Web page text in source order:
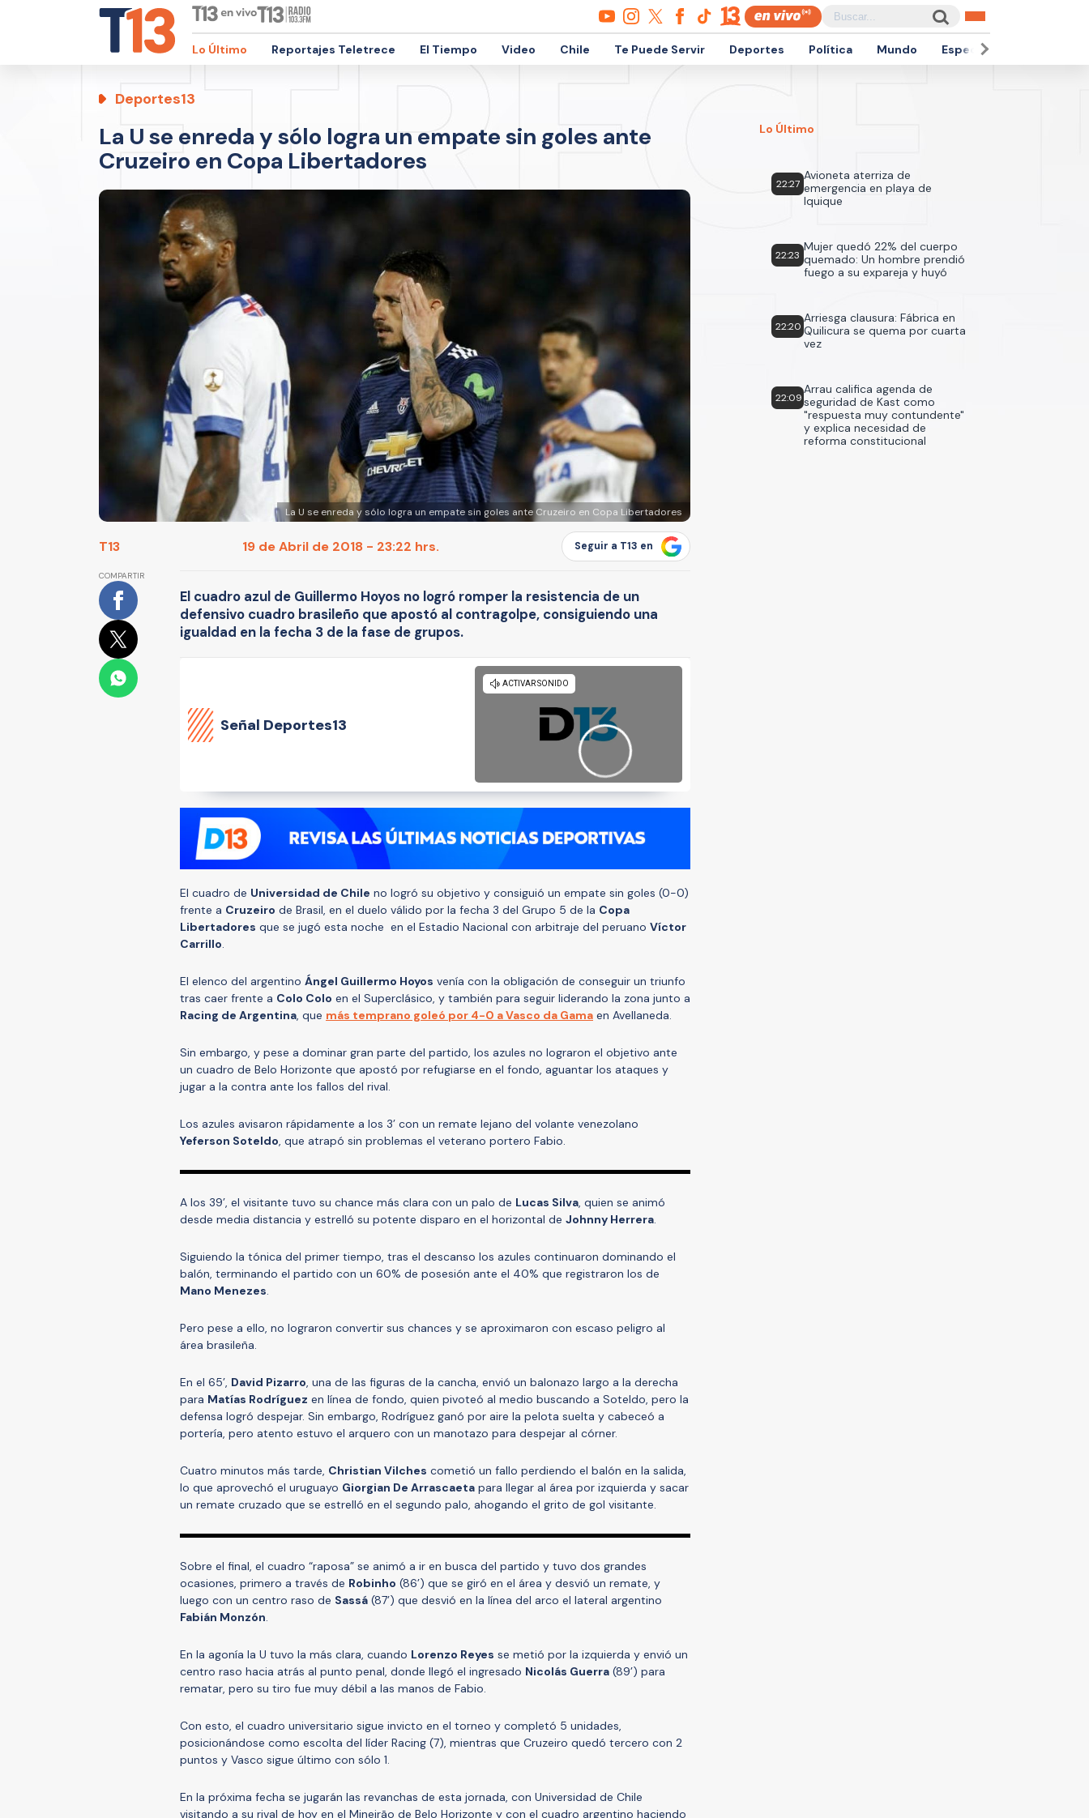
Lo Último Reportajes Teletrece El Tiempo Video Chile Te Puede Servir Deportes Política Mundo Espectáculos
Deportes13
La U se enreda y sólo logra un empate sin goles ante
Cruzeiro en Copa Libertadores
La U se enreda y sólo logra un empate sin goles ante Cruzeiro en Copa Libertadores
T13 19 de Abril de 2018 - 23:22 hrs. Seguir a T13 en
COMPARTIR
El cuadro azul de Guillermo Hoyos no logró romper la resistencia de un
defensivo cuadro brasileño que apostó al contragolpe, consiguiendo una
igualdad en la fecha 3 de la fase de grupos.
Señal Deportes13
El cuadro de Universidad de Chile no logró su objetivo y consiguió un empate sin goles (0-0)
frente a Cruzeiro de Brasil, en el duelo válido por la fecha 3 del Grupo 5 de la Copa
Libertadores que se jugó esta noche en el Estadio Nacional con arbitraje del peruano Víctor
Carrillo.
El elenco del argentino Ángel Guillermo Hoyos venía con la obligación de conseguir un triunfo
tras caer frente a Colo Colo en el Superclásico, y también para seguir liderando la zona junto a
Racing de Argentina, que más temprano goleó por 4-0 a Vasco da Gama en Avellaneda.
Sin embargo, y pese a dominar gran parte del partido, los azules no lograron el objetivo ante
un cuadro de Belo Horizonte que apostó por refugiarse en el fondo, aguantar los ataques y
jugar a la contra ante los fallos del rival.
Los azules avisaron rápidamente a los 3’ con un remate lejano del volante venezolano
Yeferson Soteldo, que atrapó sin problemas el veterano portero Fabio.
A los 39’, el visitante tuvo su chance más clara con un palo de Lucas Silva, quien se animó
desde media distancia y estrelló su potente disparo en el horizontal de Johnny Herrera.
Siguiendo la tónica del primer tiempo, tras el descanso los azules continuaron dominando el
balón, terminando el partido con un 60% de posesión ante el 40% que registraron los de
Mano Menezes.
Pero pese a ello, no lograron convertir sus chances y se aproximaron con escaso peligro al
área brasileña.
En el 65’, David Pizarro, una de las figuras de la cancha, envió un balonazo largo a la derecha
para Matías Rodríguez en línea de fondo, quien pivoteó al medio buscando a Soteldo, pero la
defensa logró despejar. Sin embargo, Rodríguez ganó por aire la pelota suelta y cabeceó a
portería, pero atento estuvo el arquero con un manotazo para despejar al córner.
Cuatro minutos más tarde, Christian Vilches cometió un fallo perdiendo el balón en la salida,
lo que aprovechó el uruguayo Giorgian De Arrascaeta para llegar al área por izquierda y sacar
un remate cruzado que se estrelló en el segundo palo, ahogando el grito de gol visitante.
Sobre el final, el cuadro “raposa” se animó a ir en busca del partido y tuvo dos grandes
ocasiones, primero a través de Robinho (86’) que se giró en el área y desvió un remate, y
luego con un centro raso de Sassá (87’) que desvió en la línea del arco el lateral argentino
Fabián Monzón.
En la agonía la U tuvo la más clara, cuando Lorenzo Reyes se metió por la izquierda y envió un
centro raso hacia atrás al punto penal, donde llegó el ingresado Nicolás Guerra (89’) para
rematar, pero su tiro fue muy débil a las manos de Fabio.
Con esto, el cuadro universitario sigue invicto en el torneo y completó 5 unidades,
posicionándose como escolta del líder Racing (7), mientras que Cruzeiro quedó tercero con 2
puntos y Vasco sigue último con sólo 1.
En la próxima fecha se jugarán las revanchas de esta jornada, con Universidad de Chile
visitando a su rival de hoy en el Mineirão de Belo Horizonte y con el cuadro argentino haciendo
Lo Último
22:27
Avioneta aterriza de
emergencia en playa de
Iquique
22:23
Mujer quedó 22% del cuerpo
quemado: Un hombre prendió
fuego a su expareja y huyó
22:20
Arriesga clausura: Fábrica en
Quilicura se quema por cuarta
vez
22:09
Arrau califica agenda de
seguridad de Kast como
"respuesta muy contundente"
y explica necesidad de
reforma constitucional